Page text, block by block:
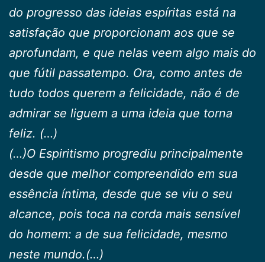
do progresso das ideias espíritas está na
satisfação que proporcionam aos que se
aprofundam, e que nelas veem algo mais do
que fútil passatempo. Ora, como antes de
tudo todos querem a felicidade, não é de
admirar se liguem a uma ideia que torna
feliz. (…)
(…)O Espiritismo progrediu principalmente
desde que melhor compreendido em sua
essência íntima, desde que se viu o seu
alcance, pois toca na corda mais sensível
do homem: a de sua felicidade, mesmo
neste mundo.(…)